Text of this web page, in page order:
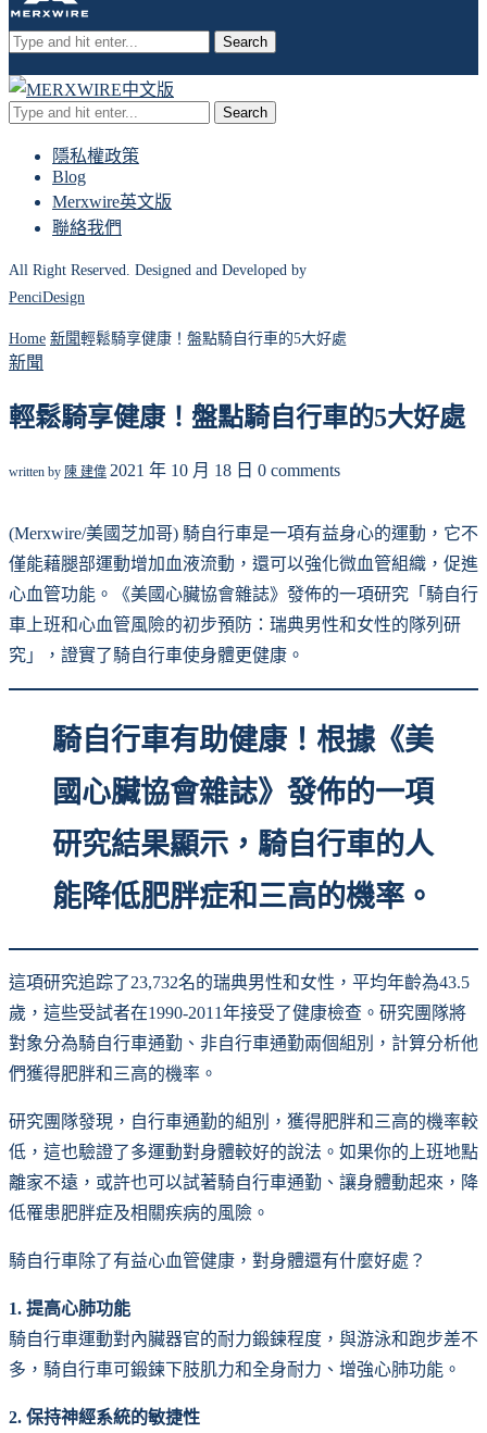
Search
Search
隱私權政策
Blog
Merxwire英文版
聯絡我們
All Right Reserved. Designed and Developed by
PenciDesign
Home 新聞輕鬆騎享健康！盤點騎自行車的5大好處
新聞
輕鬆騎享健康！盤點騎自行車的5大好處
written by 陳 建偉 2021 年 10 月 18 日 0 comments
(Merxwire/美國芝加哥) 騎自行車是一項有益身心的運動，它不
僅能藉腿部運動增加血液流動，還可以強化微血管組織，促進
心血管功能。《美國心臟協會雜誌》發佈的一項研究「騎自行
車上班和心血管風險的初步預防：瑞典男性和女性的隊列研
究」，證實了騎自行車使身體更健康。
騎自行車有助健康！根據《美
國心臟協會雜誌》發佈的一項
研究結果顯示，騎自行車的人
能降低肥胖症和三高的機率。
這項研究追踪了23,732名的瑞典男性和女性，平均年齡為43.5
歲，這些受試者在1990-2011年接受了健康檢查。研究團隊將
對象分為騎自行車通勤、非自行車通勤兩個組別，計算分析他
們獲得肥胖和三高的機率。
研究團隊發現，自行車通勤的組別，獲得肥胖和三高的機率較
低，這也驗證了多運動對身體較好的說法。如果你的上班地點
離家不遠，或許也可以試著騎自行車通勤、讓身體動起來，降
低罹患肥胖症及相關疾病的風險。
騎自行車除了有益心血管健康，對身體還有什麼好處？
1. 提高心肺功能
騎自行車運動對內臟器官的耐力鍛鍊程度，與游泳和跑步差不
多，騎自行車可鍛鍊下肢肌力和全身耐力、增強心肺功能。
2. 保持神經系統的敏捷性